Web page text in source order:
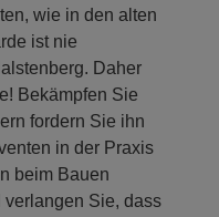
wie in den alten
ist nie
Daher
Bekämpfen Sie
fordern Sie ihn
in der Praxis
beim Bauen
Sie, dass